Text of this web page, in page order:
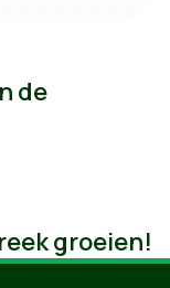
de
groeien!